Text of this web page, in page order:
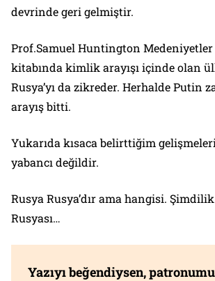
devrinde geri gelmiştir.
Prof.Samuel Huntington Medeniyetler
kitabında kimlik arayışı içinde olan
Rusya’yı da zikreder. Herhalde Putin
arayış bitti.
Yukarıda kısaca belirttiğim
yabancı değildir.
Rusya Rusya’dır ama hangisi.
Rusyası…
Yazıyı beğendiysen,